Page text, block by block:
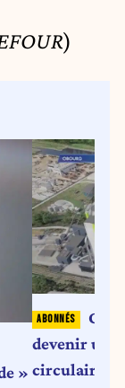
)
»
devenir un
circulaire et